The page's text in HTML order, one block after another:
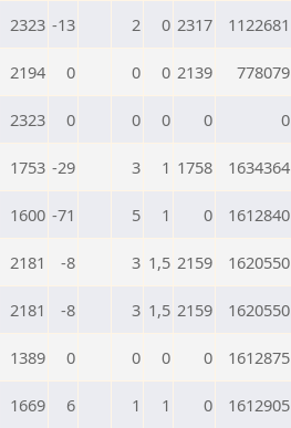
2323 -13 2 0 2317 1122681
2194 0 0 0 2139 778079
2323 0 0 0 0 0
1753 -29 3 1 1758 1634364
1600 -71 5 1 0 1612840
2181 -8 3 1,5 2159 1620550
2181 -8 3 1,5 2159 1620550
1389 0 0 0 0 1612875
1669 6 1 1 0 1612905